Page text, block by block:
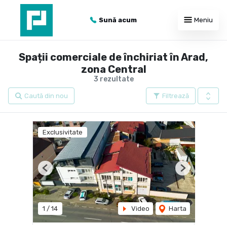
Sună acum Meniu
3 rezultate
Spații comerciale de închiriat în Arad,
zona Central
Filtrează
Caută din nou
Exclusivitate
1 / 14 Video Harta
Previous Next